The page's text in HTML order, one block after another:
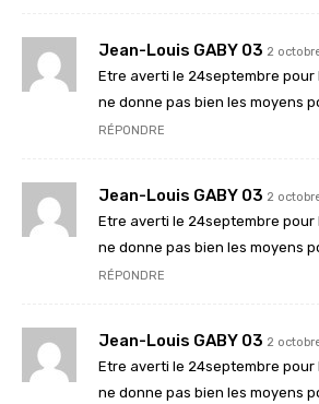
Jean-Louis GABY 03 2
Etre averti le 24septembre pour
ne donne pas bien les moyens
RÉPONDRE
Jean-Louis GABY 03 2
Etre averti le 24septembre pour
ne donne pas bien les moyens
RÉPONDRE
Jean-Louis GABY 03 2
Etre averti le 24septembre pour
ne donne pas bien les moyens